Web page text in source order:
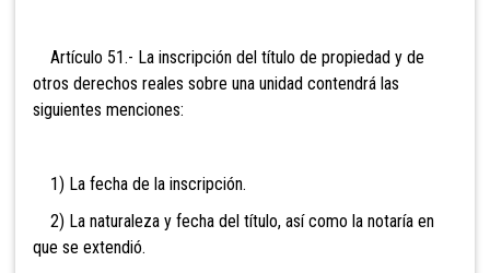
Artículo 51.- La inscripción del título de propiedad y de
otros derechos reales sobre una unidad contendrá las
siguientes menciones:
1) La fecha de la inscripción.
2) La naturaleza y fecha del título, así como la notaría en
que se extendió.